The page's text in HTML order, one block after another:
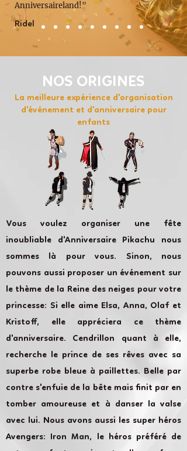
Anniversaireland!"
Ridel
NOS ORIGINES
La meilleure expérience d'organisation
d'événement et d'anniversaire pour
enfants
Vous voulez organiser une fête
inoubliable d'Anniversaire Pikachu nous
sommes là pour vous. Sinon, nous
pouvons aussi proposer un événement sur
le thème de la Reine des neiges pour votre
princesse: Si elle aime Elsa, Anna, Olaf et
Kristoff, elle appréciera ce thème
d'anniversaire. Cendrillon quant à elle,
recherche le prince de ses rêves avec sa
superbe robe bleue à paillettes. Belle par
contre s'enfuie de la bête mais finit par en
tomber amoureuse et à danser la valse
avec lui. Nous avons aussi les super héros
Avengers: Iron Man, le héros préféré de